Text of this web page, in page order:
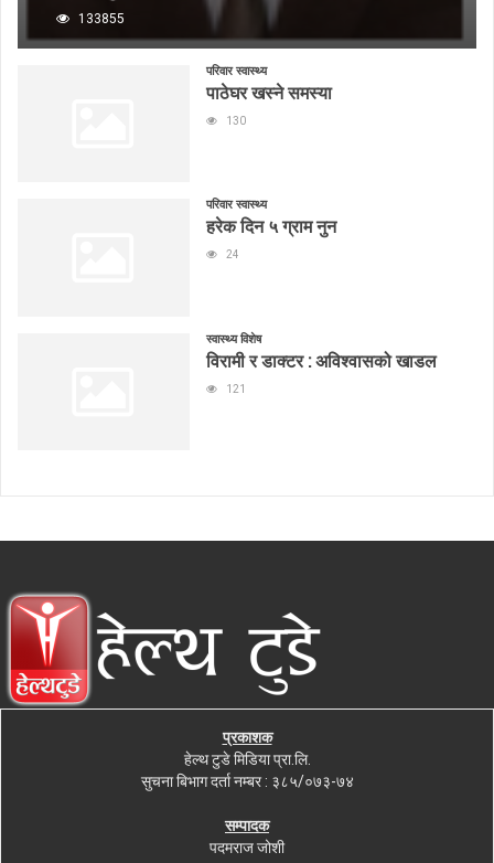
133855
परिवार स्वास्थ्य
पाठेघर खस्ने समस्या
130
परिवार स्वास्थ्य
हरेक दिन ५ ग्राम नुन
24
स्वास्थ्य विशेष
विरामी र डाक्टर : अविश्वासको खाडल
121
प्रकाशक
हेल्थ टुडे मिडिया प्रा.लि.
सुचना बिभाग दर्ता नम्बर : ३८५/०७३-७४
सम्पादक
पदमराज जोशी